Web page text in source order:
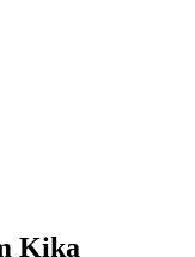
Kika